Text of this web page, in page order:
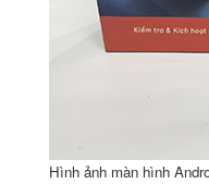
Hình ảnh màn hình